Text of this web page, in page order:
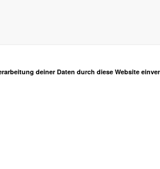
deiner Daten durch diese Website